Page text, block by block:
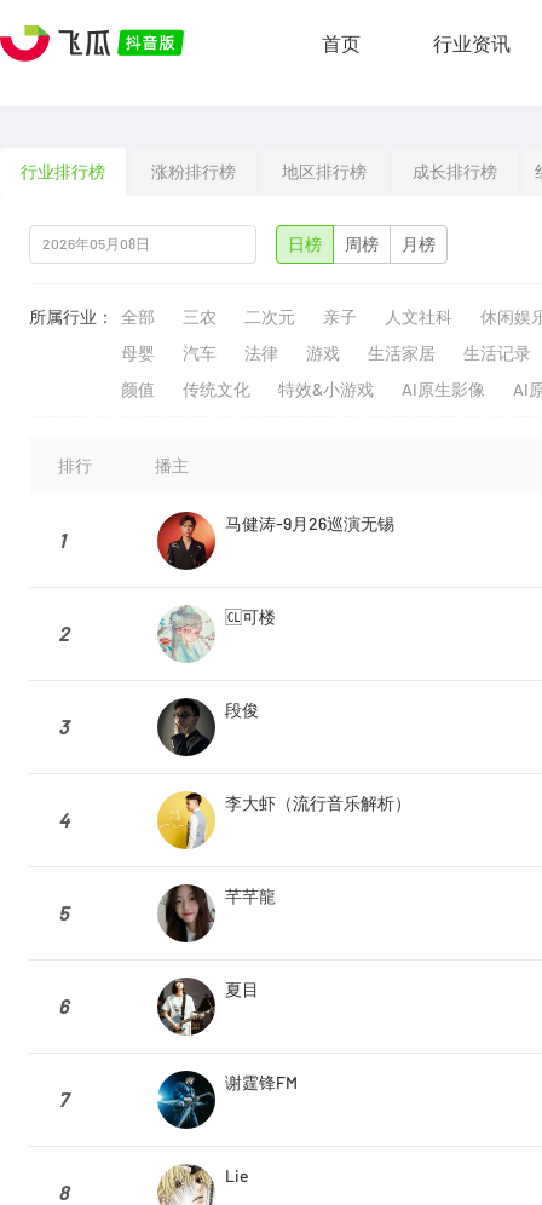
首页 行业资讯
行业排行榜 涨粉排行榜 地区排行榜 成长排行榜
日榜 周榜 月榜
所属行业： 全部 三农 二次元 亲子 人文社科
休闲娱
母婴
汽车 法律 游戏 生活家居
生活记录
颜值
传统文化 特效&小游戏 AI原生影像 AI
排行 播主
1
马健涛-9月26巡演无锡
2
🆑可楼
3
段俊
4
李大虾（流行音乐解析）
5
芊芊龍
6
夏目
7
谢霆锋FM
8
Lie